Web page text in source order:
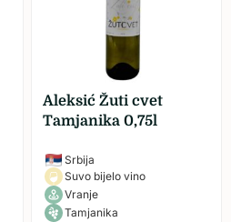
Aleksić Žuti cvet
Tamjanika 0,75l
Srbija
Suvo bijelo vino
Vranje
Tamjanika